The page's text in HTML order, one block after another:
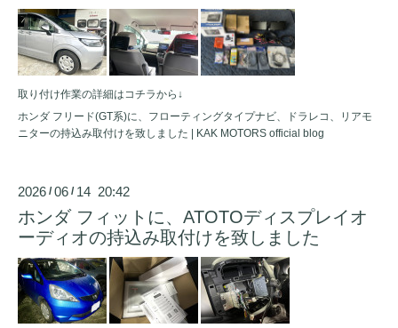
取り付け作業の詳細はコチラから↓
ホンダ フリード(GT系)に、フローティングタイプナビ、ドラレコ、リアモ
ニターの持込み取付けを致しました | KAK MOTORS official blog
2026 /06 / 14 20:42
ホンダ フィットに、ATOTOディスプレイオ
ーディオの持込み取付けを致しました